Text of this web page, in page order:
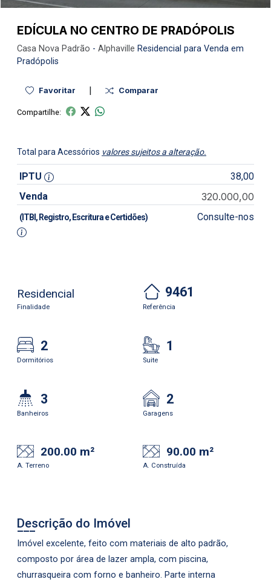
EDÍCULA NO CENTRO DE PRADÓPOLIS
Casa Nova Padrão - Alphaville Residencial para Venda em
Pradópolis
Favoritar | Comparar
Compartilhe:
Total para Acessórios valores sujeitos a alteração.
IPTU
38,00
Venda
320.000,00
(ITBI, Registro, Escritura e Certidões) Consulte-nos
Residencial
Finalidade
9461
Referência
2
Dormitórios
1
Suite
3
Banheiros
2
Garagens
200.00 m²
A. Terreno
90.00 m²
A. Construída
Descrição do Imóvel
Imóvel excelente, feito com materiais de alto padrão,
composto por área de lazer ampla, com piscina,
churrasqueira com forno e banheiro. Parte interna